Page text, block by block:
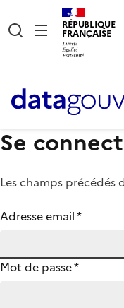
RÉPUBLIQUE
FRANÇAISE
Se
Les champs précédés
Adresse email*
Mot de passe*